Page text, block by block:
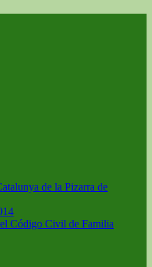
de la Pizarra de
el Código Civil de Familia